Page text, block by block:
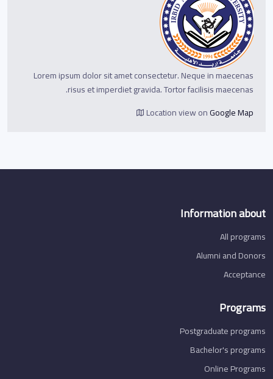
Lorem ipsum dolor sit amet consectetur. Neque in maecenas
risus et imperdiet gravida. Tortor facilisis maecenas.
Location view onGoogle Map
Information about
All programs
Alumni and Donors
Acceptance
Programs
Postgraduate programs
Bachelor's programs
Online Programs